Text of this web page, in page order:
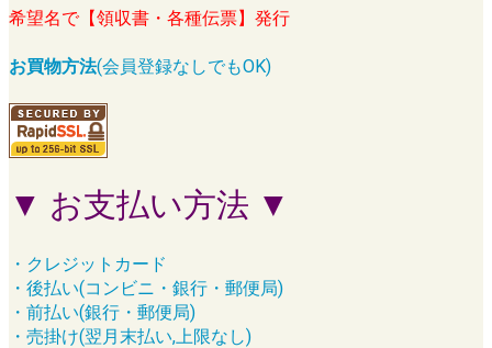
希望名で【領収書・各種伝票】発行
お買物方法(会員登録なしでもOK)
▼ お支払い方法 ▼
・クレジットカード
・後払い(コンビニ・銀行・郵便局)
・前払い(銀行・郵便局)
・売掛け(翌月末払い,上限なし)